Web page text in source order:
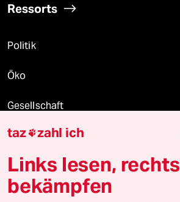
Ressorts
Politik
Öko
Gesellschaft
Kultur
Sport
Berlin
taz zahl ich
Links lesen, rechts
bekämpfen